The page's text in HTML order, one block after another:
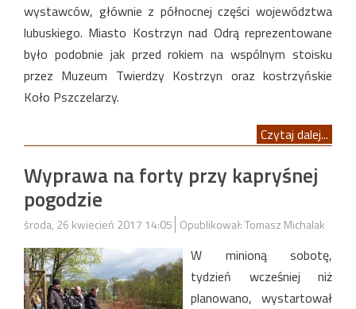
wystawców, głównie z północnej części województwa
lubuskiego. Miasto Kostrzyn nad Odrą reprezentowane
było podobnie jak przed rokiem na wspólnym stoisku
przez Muzeum Twierdzy Kostrzyn oraz kostrzyńskie
Koło Pszczelarzy.
Czytaj dalej...
Wyprawa na forty przy kapryśnej
pogodzie
środa, 26 kwiecień 2017 14:05 Opublikował: Tomasz Michalak
W minioną sobotę,
tydzień wcześniej niż
planowano, wystartował